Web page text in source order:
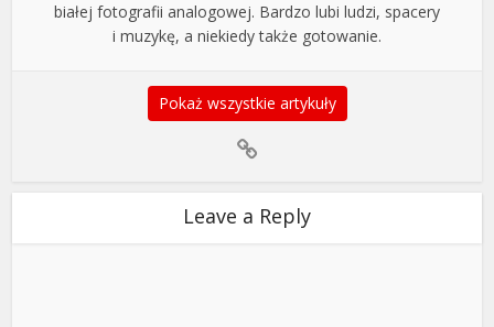
białej fotografii analogowej. Bardzo lubi ludzi, spacery
i muzykę, a niekiedy także gotowanie.
Pokaż wszystkie artykuły
Leave a Reply